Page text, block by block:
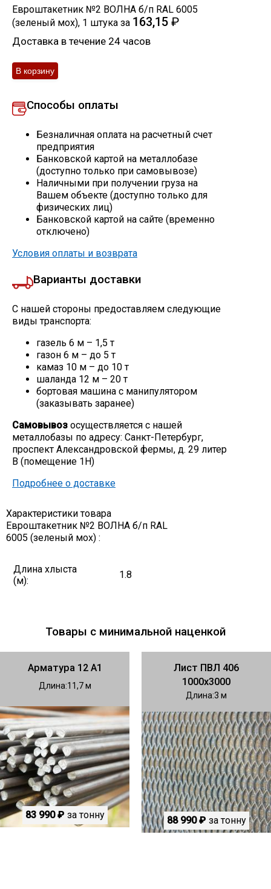
Винтовые сваи
Электроды
Проволока
Скобо-гибочные изделия
Алюминиевый прокат
Евроштакетник №2 ВОЛНА б/п RAL 6005
(зеленый мох), 1 штука за 163,15 ₽
Доставка в течение 24 часов
Способы оплаты
Безналичная оплата на расчетный счет
предприятия
Банковской картой на металлобазе
(доступно только при самовывозе)
Наличными при получении груза на
Вашем объекте (доступно только для
физических лиц)
Банковской картой на сайте (временно
отключено)
Условия оплаты и возврата
Варианты доставки
С нашей стороны предоставляем следующие
виды транспорта:
газель 6 м – 1,5 т
газон 6 м – до 5 т
камаз 10 м – до 10 т
шаланда 12 м – 20 т
бортовая машина с манипулятором
(заказывать заранее)
Самовывоз осуществляется с нашей
металлобазы по адресу: Санкт-Петербург,
проспект Александровской фермы, д. 29 литер
В (помещение 1Н)
Подробнее о доставке
Характеристики товара
Евроштакетник №2 ВОЛНА б/п RAL
6005 (зеленый мох) :
Длина хлыста
(м):
1.8
Товары с минимальной наценкой
Арматура 12 А1
Длина 11,7
83 990 ₽ за тонну
Лист ПВЛ 406
1000х3000
Длина 3
88 990 ₽ за тонну